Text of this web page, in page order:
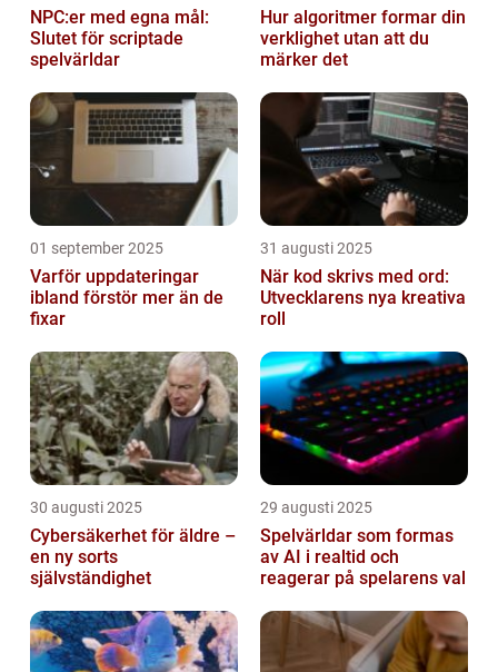
NPC:er med egna mål:
Slutet för scriptade
spelvärldar
Hur algoritmer formar din
verklighet utan att du
märker det
01 september 2025
Varför uppdateringar
ibland förstör mer än de
fixar
31 augusti 2025
När kod skrivs med ord:
Utvecklarens nya kreativa
roll
30 augusti 2025
Cybersäkerhet för äldre –
en ny sorts
självständighet
29 augusti 2025
Spelvärldar som formas
av AI i realtid och
reagerar på spelarens val